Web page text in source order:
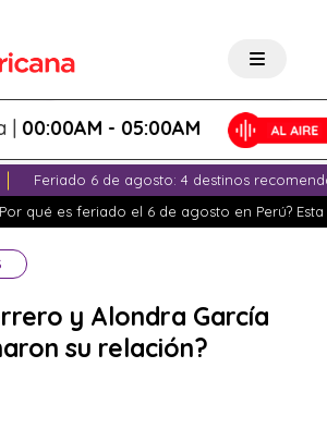
- 05:00AM
Feriado 6 de agosto: 4 destinos
qué es feriado el 6 de agosto en Perú?
y Alondra García
su relación?